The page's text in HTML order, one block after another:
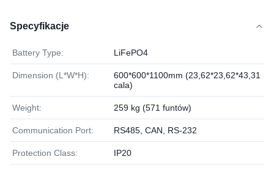
Specyfikacje
Battery Type: LiFePO4
Dimension (L*W*H):
600*600*1100mm (23,62*23,62*43,31
cala)
Weight: 259 kg (571 funtów)
Communication Port: RS485, CAN, RS-232
Protection Class: IP20